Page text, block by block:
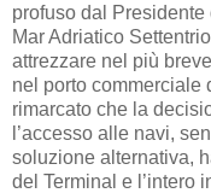
profuso dal Presidente
Mar Adriatico
attrezzare nel più
nel porto commerciale
rimarcato che la
l’accesso alle navi,
soluzione alternativa,
del Terminal e l’intero